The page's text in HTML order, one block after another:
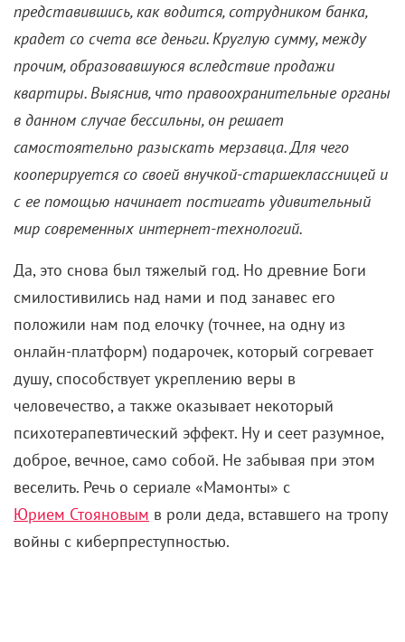
представившись, как водится, сотрудником банка,
крадет со счета все деньги. Круглую сумму, между
прочим, образовавшуюся вследствие продажи
квартиры. Выяснив, что правоохранительные органы
в данном случае бессильны, он решает
самостоятельно разыскать мерзавца. Для чего
кооперируется со своей внучкой-старшеклассницей и
с ее помощью начинает постигать удивительный
мир современных интернет-технологий.
Да, это снова был тяжелый год. Но древние Боги
смилостивились над нами и под занавес его
положили нам под елочку (точнее, на одну из
онлайн-платформ) подарочек, который согревает
душу, способствует укреплению веры в
человечество, а также оказывает некоторый
психотерапевтический эффект. Ну и сеет разумное,
доброе, вечное, само собой. Не забывая при этом
веселить. Речь о сериале «Мамонты» с
Юрием Стояновым в роли деда, вставшего на тропу
войны с киберпреступностью.